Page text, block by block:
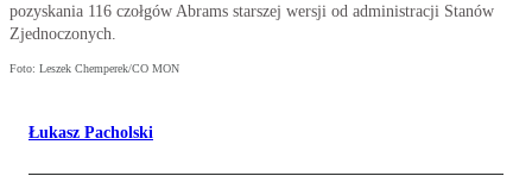
pozyskania 116 czołgów Abrams starszej wersji od administracji Stanów
Zjednoczonych.
Foto: Leszek Chemperek/CO MON
Łukasz Pacholski